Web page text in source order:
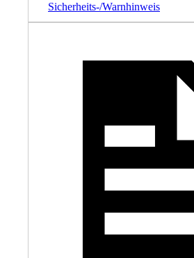
Sicherheits-/Warnhinweis